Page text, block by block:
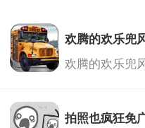
欢腾的欢乐兜
拍照也疯狂免